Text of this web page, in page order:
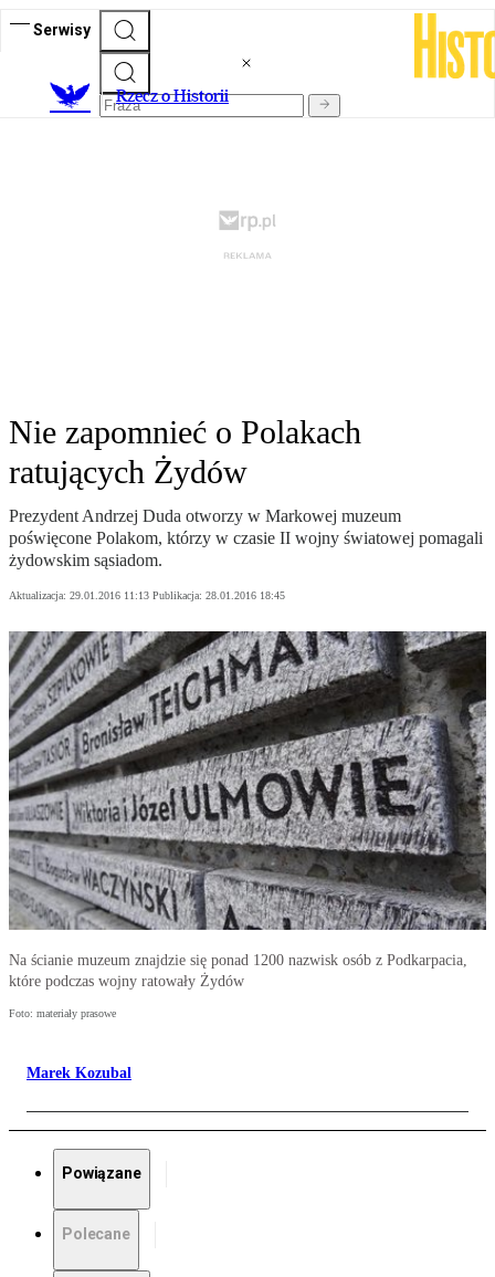
Serwisy
Rzecz o Historii
Nie zapomnieć o Polakach
ratujących Żydów
Prezydent Andrzej Duda otworzy w Markowej muzeum
poświęcone Polakom, którzy w czasie II wojny światowej pomagali
żydowskim sąsiadom.
Aktualizacja: 29.01.2016 11:13 Publikacja: 28.01.2016 18:45
Na ścianie muzeum znajdzie się ponad 1200 nazwisk osób z Podkarpacia,
które podczas wojny ratowały Żydów
Foto: materiały prasowe
Marek Kozubal
Powiązane
Polecane